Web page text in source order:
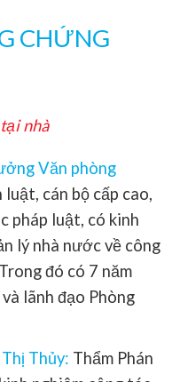
CHỨNG
nhà
Văn phòng
luật, cán bộ cấp cao,
pháp luật, có kinh
lý nhà nước về công
đó có 7 năm
lãnh đạo Phòng
Thủy: Thẩm Phán